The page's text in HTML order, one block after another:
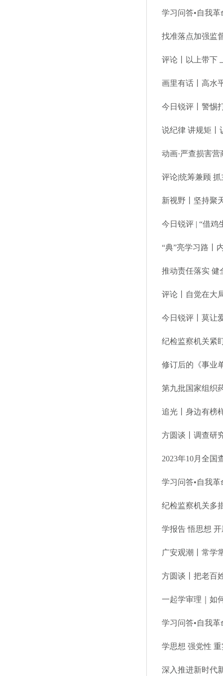
学习问答•自我
找准落点加强监
评论丨以上带下
画里有话丨高水
今日锐评丨警惕
说纪律 讲规矩丨
动画·严查损害
评论|统筹兼顾
新视野丨坚持聚
今日锐评 | “借鸡
“典”亮学习路丨
推动责任落实 健
评论丨自觉在大
今日锐评丨莫让
纪检监察机关紧
修订后的《事业
第九批国家组织
追光丨身边有榜
方圆谈丨调查研
2023年10月全国
学习问答•自我
纪检监察机关多
学报告 悟思想
广安观潮丨常学
方圆谈丨把老百
一起学审理｜如
学习问答•自我
学思想 强党性
深入推进新时代